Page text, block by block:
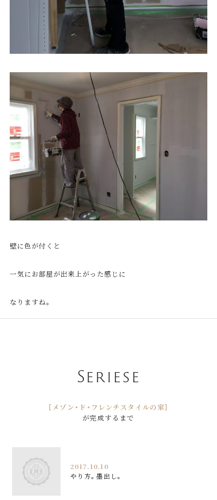
壁に色が付くと
一気にお部屋が出来上がった感じに
なりますね。
Seriese
［メゾン・ド・フレンチスタイルの家］
が完成するまで
2017.10.10
やり方。墨出し。